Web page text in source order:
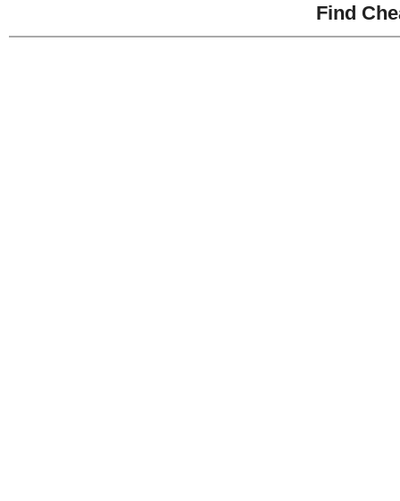
Find